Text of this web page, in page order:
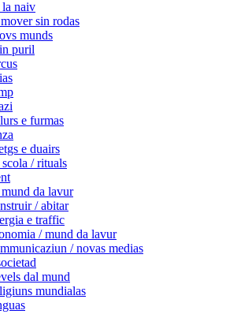
naiv
sin rodas
munds
puril
e furmas
e duairs
/ rituals
da lavur
/ abitar
e traffic
/ mund da lavur
/ novas medias
dal mund
mundialas